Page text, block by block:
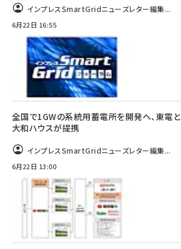
インプレスSmartGridニューズレター編集...
6月22日 16:55
全国で1GWの系統用蓄電所を開発へ、東電と
大和ハウスが提携
インプレスSmartGridニューズレター編集...
6月22日 13:00